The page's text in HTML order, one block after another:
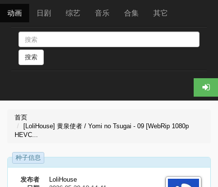
动画 日剧 综艺 音乐 合集 其它
搜索
首页
[LoliHouse] 黄泉使者 / Yomi no Tsugai - 09 [WebRip 1080p
HEVC...
种子信息
发布者
LoliHouse